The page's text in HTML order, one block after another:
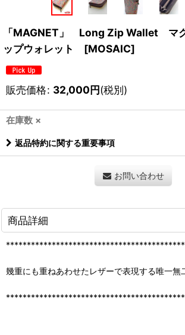
「MAGNET」 Long Zip Wallet マ
ップウォレット [MOSAIC]
販売価格: 32,000円(税別)
在庫数 ×
返品特約に関する重要事項
お問い合わせ
商品詳細
幾重にも重ねあわせたレザーで表現する唯一無